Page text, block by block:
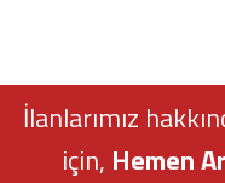
İlanlarımız
için, Hemen